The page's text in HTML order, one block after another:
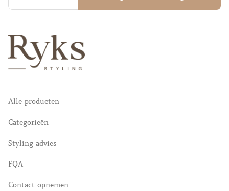
Alle producten
Categorieën
Styling advies
FQA
Contact opnemen